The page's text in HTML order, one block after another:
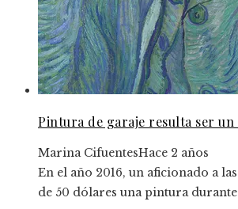
Pintura de garaje resulta ser un
Marina CifuentesHace 2 años
En el año 2016, un aficionado a
de 50 dólares una pintura